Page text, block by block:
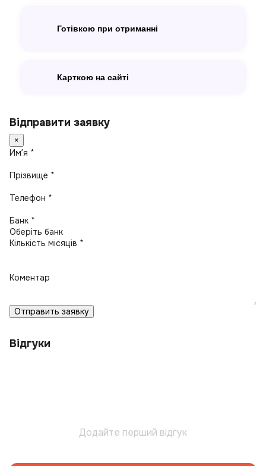
Готівкою при отриманні
Карткою на сайті
Відправити заявку
×
Имʼя *
Прізвище *
Телефон *
Банк *
Кількість місяців *
Коментар
Отправить заявку
Відгуки
Додайте перший відгук